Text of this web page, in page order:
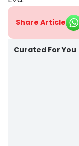
Share Article
Curated For You